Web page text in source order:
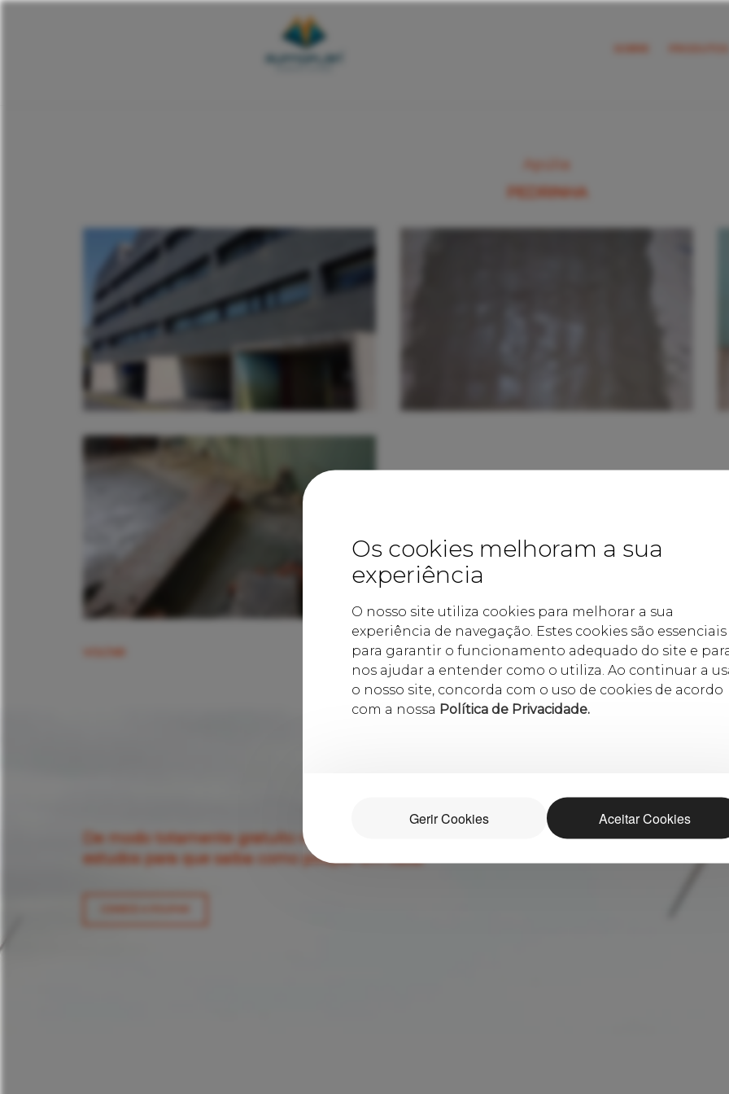
Apúlia
PEDRINHA
De modo totamente gratuito realizamos
estudos para que saiba como poupar em casa.
Os cookies melhoram a sua
experiência
O nosso site utiliza cookies para melhorar a sua
experiência de navegação. Estes cookies são essenciais
para garantir o funcionamento adequado do site e
nos ajudar a entender como o utiliza. Ao continuar a
o nosso site, concorda com o uso de cookies de acordo
com a nossa Política de Privacidade.
Gerir Cookies Aceitar Cookies